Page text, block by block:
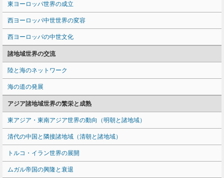
東ヨーロッパ世界の成立
西ヨーロッパ中世世界の変容
西ヨーロッパの中世文化
諸地域世界の交流
陸と海のネットワーク
海の道の発展
アジア諸地域世界の繁栄と成熟
東アジア・東南アジア世界の動向（明朝と諸地域）
清代の中国と隣接諸地域（清朝と諸地域）
トルコ・イラン世界の展開
ムガル帝国の興隆と衰退